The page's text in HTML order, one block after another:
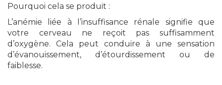
Pourquoi cela se produit :
L’anémie liée à l’insuffisance rénale signifie que
votre cerveau ne reçoit pas suffisamment
d’oxygène. Cela peut conduire à une sensation
d’évanouissement, d’étourdissement ou de
faiblesse.